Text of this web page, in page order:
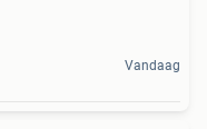
Vandaag